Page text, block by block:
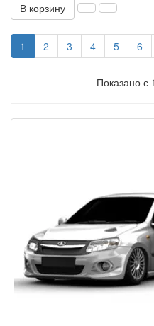
В корзину
1 2 3 4 5 6
Показано с